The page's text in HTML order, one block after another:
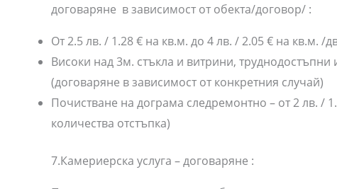
договаряне в зависимост от обекта/договор/ :
От 2.5 лв. / 1.28 € на кв.м. до 4 лв. / 2.05 € на кв.м. /
Високи над 3м. стъкла и витрини,
(договаряне в зависимост от конкретния случай)
Почистване на дограма следремонтно – от 2 лв. /
количества отстъпка)
7.Камериерска услуга – договаряне :